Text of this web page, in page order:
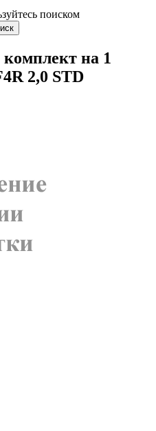
поиском
на 1
2,0 STD